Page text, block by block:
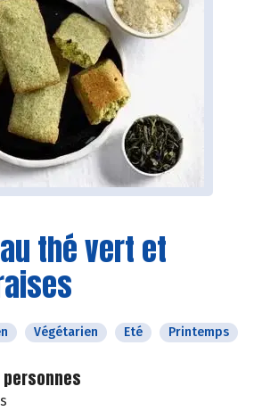
thé vert et
Végétarien Eté Printemps
personnes